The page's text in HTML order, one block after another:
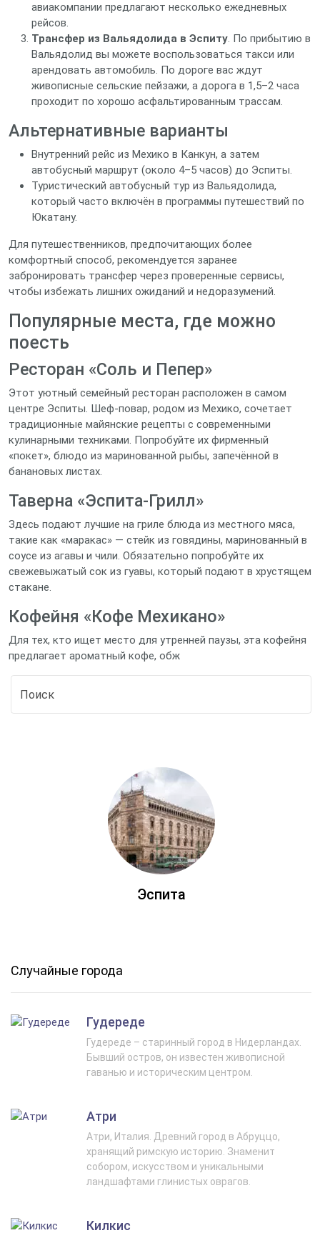
авиакомпании предлагают несколько ежедневных
рейсов.
Трансфер из Вальядолида в Эспиту. По прибытию в
Вальядолид вы можете воспользоваться такси или
арендовать автомобиль. По дороге вас ждут
живописные сельские пейзажи, а дорога в 1,5–2 часа
проходит по хорошо асфальтированным трассам.
Альтернативные варианты
Внутренний рейс из Мехико в Канкун, а затем
автобусный маршрут (около 4–5 часов) до Эспиты.
Туристический автобусный тур из Вальядолида,
который часто включён в программы путешествий по
Юкатану.
Для путешественников, предпочитающих более
комфортный способ, рекомендуется заранее
забронировать трансфер через проверенные сервисы,
чтобы избежать лишних ожиданий и недоразумений.
Популярные места, где можно
поесть
Ресторан «Соль и Пепер»
Этот уютный семейный ресторан расположен в самом
центре Эспиты. Шеф-повар, родом из Мехико, сочетает
традиционные майянские рецепты с современными
кулинарными техниками. Попробуйте их фирменный
«покет», блюдо из маринованной рыбы, запечённой в
банановых листах.
Таверна «Эспита-Грилл»
Здесь подают лучшие на гриле блюда из местного мяса,
такие как «маракас» — стейк из говядины, маринованный в
соусе из агавы и чили. Обязательно попробуйте их
свежевыжатый сок из гуавы, который подают в хрустящем
стакане.
Кофейня «Кофе Мехикано»
Для тех, кто ищет место для утренней паузы, эта кофейня
предлагает ароматный кофе, обж
Эспита
Случайные города
Гудереде
Гудереде – старинный город в Нидерландах.
Бывший остров, он известен живописной
гаванью и историческим центром.
Атри
Атри, Италия. Древний город в Абруццо,
хранящий римскую историю. Знаменит
собором, искусством и уникальными
ландшафтами глинистых оврагов.
Килкис